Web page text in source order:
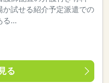
試せる紹介予定派遣での
る...
る